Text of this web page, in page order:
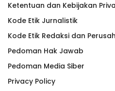
Ketentuan dan Kebijakan
Kode Etik Jurnalistik
Kode Etik Redaksi dan
Pedoman Hak Jawab
Pedoman Media Siber
Privacy Policy